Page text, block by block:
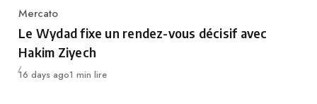
Category
Mercato
Le Wydad fixe un rendez-vous décisif avec
Hakim Ziyech
Publié
16 days ago1 min lire